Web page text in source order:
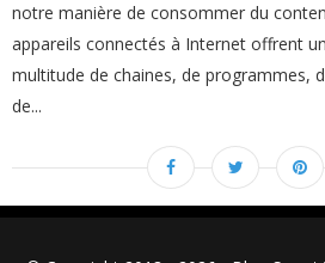
notre manière de consommer du
appareils connectés à Internet offrent
multitude de chaines, de programmes,
de...